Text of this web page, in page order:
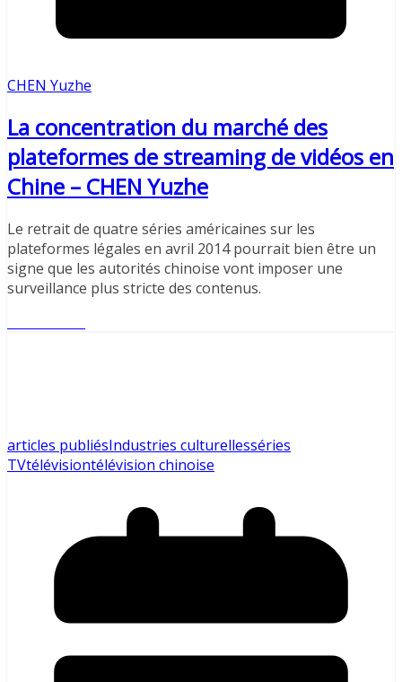
CHEN Yuzhe
La concentration du marché des
plateformes de streaming de vidéos en
Chine – CHEN Yuzhe
Le retrait de quatre séries américaines sur les
plateformes légales en avril 2014 pourrait bien être un
signe que les autorités chinoise vont imposer une
surveillance plus stricte des contenus.
articles publiésIndustries culturellesséries
TVtélévisiontélévision chinoise